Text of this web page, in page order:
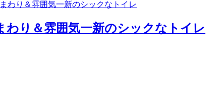
り＆雰囲気一新のシックなトイレ